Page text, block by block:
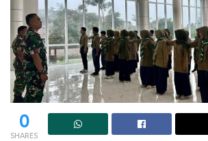
0
SHARES